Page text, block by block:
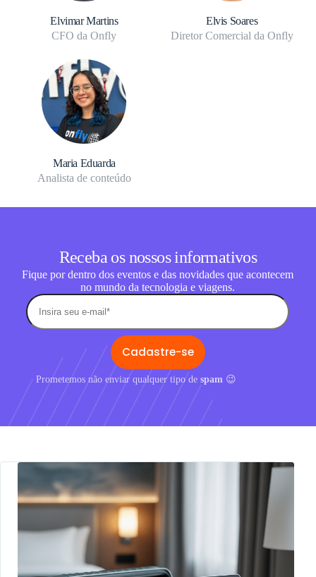
Elvimar Martins
CFO da Onfly
Elvis Soares
Diretor Comercial da Onfly
Maria Eduarda
Analista de conteúdo
Receba os nossos informativos
Fique por dentro dos eventos e das novidades que acontecem
no mundo da tecnologia e viagens.
Prometemos não enviar qualquer tipo de spam😉